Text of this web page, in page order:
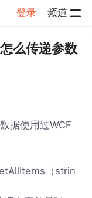
登录 频道
么传递参数
据使用过WCF
（strin